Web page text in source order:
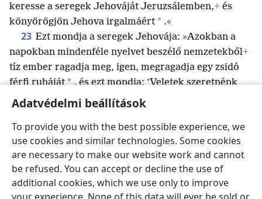
Adatvédelmi beállítások
To provide you with the best possible experience, we
use cookies and similar technologies. Some cookies
are necessary to make our website work and cannot
be refused. You can accept or decline the use of
additional cookies, which we use only to improve
keresse a seregek Jehováját Jeruzsálemben,+ és
könyörögjön Jehova irgalmáért * .«
23 Ezt mondja a seregek Jehovája: »Azokban a
napokban mindenféle nyelvet beszélő nemzetekből+
tíz ember ragadja meg, igen, megragadja egy zsidó
férfi ruháját * , és ezt mondja: ’Veletek szeretnénk
menni,
+mert hallottuk, hogy Isten veletek van!’«
Magyar Megosztás Beállítások
Copyright © 2026 Watch Tower Bible and Tract Society of Pennsylvania
Felhasználási feltételek
Bizalmas információra vonatkozó szabályok
Adatvédelmi beállítások
JW.ORG Bejelentkezés